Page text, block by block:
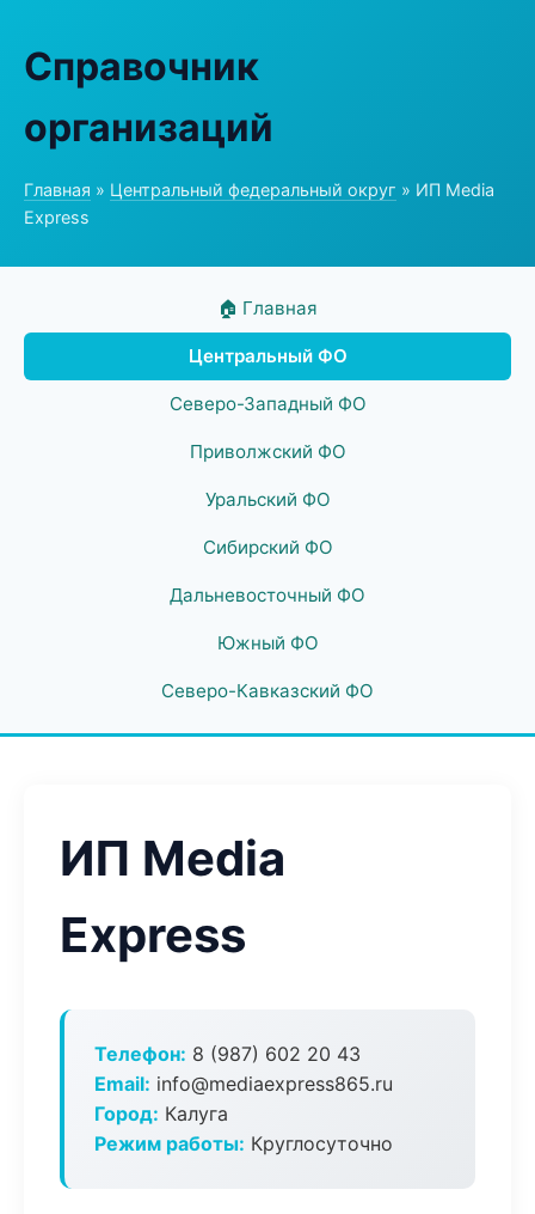
Справочник
организаций
Главная » Центральный федеральный округ » ИП Media
Express
🏠 Главная
Центральный ФО
Северо-Западный ФО
Приволжский ФО
Уральский ФО
Сибирский ФО
Дальневосточный ФО
Южный ФО
Северо-Кавказский ФО
ИП Media
Express
Телефон: 8 (987) 602 20 43
Email: info@mediaexpress865.ru
Город: Калуга
Режим работы: Круглосуточно